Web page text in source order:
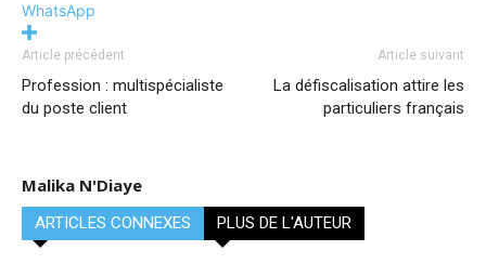
WhatsApp
Article précédent
Profession : multispécialiste
du poste client
Article suivant
La défiscalisation attire les
particuliers français
Malika N'Diaye
ARTICLES CONNEXES PLUS DE L'AUTEUR